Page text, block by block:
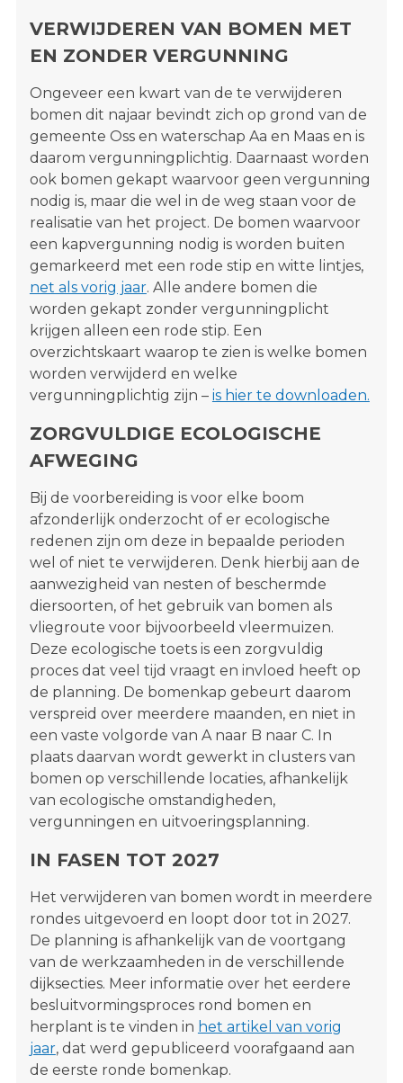
VERWIJDEREN VAN BOMEN MET
EN ZONDER VERGUNNING
Ongeveer een kwart van de te verwijderen
bomen dit najaar bevindt zich op grond van de
gemeente Oss en waterschap Aa en Maas en is
daarom vergunningplichtig. Daarnaast worden
ook bomen gekapt waarvoor geen vergunning
nodig is, maar die wel in de weg staan voor de
realisatie van het project. De bomen waarvoor
een kapvergunning nodig is worden buiten
gemarkeerd met een rode stip en witte lintjes,
net als vorig jaar. Alle andere bomen die
worden gekapt zonder vergunningplicht
krijgen alleen een rode stip. Een
overzichtskaart waarop te zien is welke bomen
worden verwijderd en welke
vergunningplichtig zijn – is hier te downloaden.
ZORGVULDIGE ECOLOGISCHE
AFWEGING
Bij de voorbereiding is voor elke boom
afzonderlijk onderzocht of er ecologische
redenen zijn om deze in bepaalde perioden
wel of niet te verwijderen. Denk hierbij aan de
aanwezigheid van nesten of beschermde
diersoorten, of het gebruik van bomen als
vliegroute voor bijvoorbeeld vleermuizen.
Deze ecologische toets is een zorgvuldig
proces dat veel tijd vraagt en invloed heeft op
de planning. De bomenkap gebeurt daarom
verspreid over meerdere maanden, en niet in
een vaste volgorde van A naar B naar C. In
plaats daarvan wordt gewerkt in clusters van
bomen op verschillende locaties, afhankelijk
van ecologische omstandigheden,
vergunningen en uitvoeringsplanning.
IN FASEN TOT 2027
Het verwijderen van bomen wordt in meerdere
rondes uitgevoerd en loopt door tot in 2027.
De planning is afhankelijk van de voortgang
van de werkzaamheden in de verschillende
dijksecties. Meer informatie over het eerdere
besluitvormingsproces rond bomen en
herplant is te vinden in het artikel van vorig
jaar, dat werd gepubliceerd voorafgaand aan
de eerste ronde bomenkap.